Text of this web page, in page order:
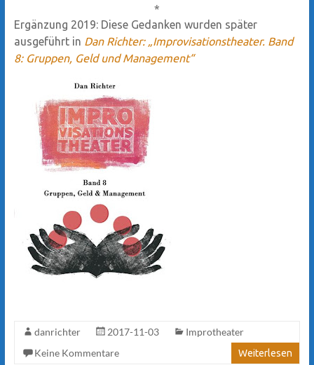
*
Ergänzung 2019: Diese Gedanken wurden später
ausgeführt in Dan Richter: „Improvisationstheater. Band
8: Gruppen, Geld und Management“
danrichter 2017-11-03
Improtheater
Keine Kommentare
Weiterlesen